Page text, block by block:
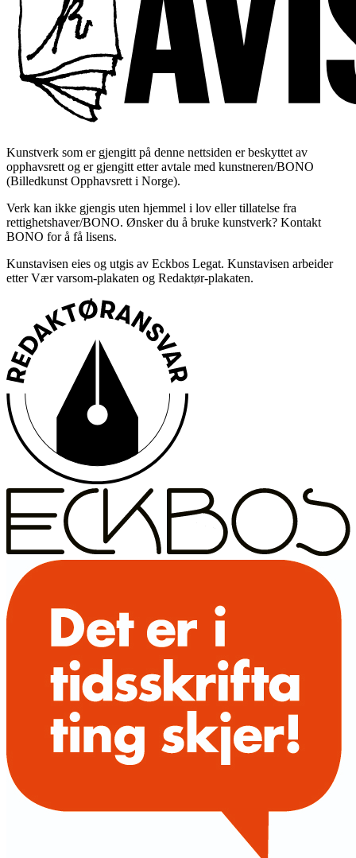
Kunstverk som er gjengitt på denne nettsiden er beskyttet av
opphavsrett og er gjengitt etter avtale med kunstneren/BONO
(Billedkunst Opphavsrett i Norge).
Verk kan ikke gjengis uten hjemmel i lov eller tillatelse fra
rettighetshaver/BONO. Ønsker du å bruke kunstverk? Kontakt
BONO for å få lisens.
Kunstavisen eies og utgis av Eckbos Legat. Kunstavisen arbeider
etter Vær varsom-plakaten og Redaktør-plakaten.